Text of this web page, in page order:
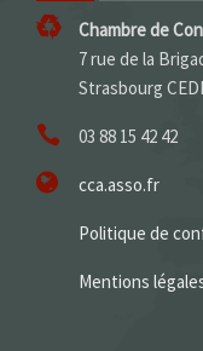
Chambre de
7 rue de la
Strasbourg
03 88 15 42 42
cca.asso.fr
Politique de
Mentions